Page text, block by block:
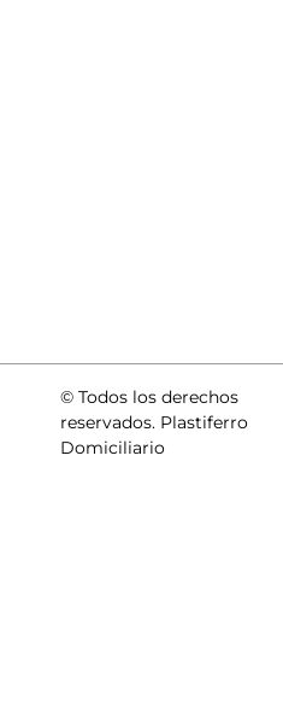
© Todos los derechos
reservados. Plastiferro
Domiciliario